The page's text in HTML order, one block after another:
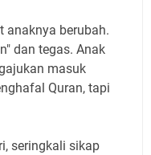
anaknya berubah.
dan tegas. Anak
masuk
Quran, tapi
seringkali sikap